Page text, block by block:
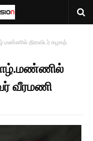
திராவிடர் கழகத்
வீரமணி